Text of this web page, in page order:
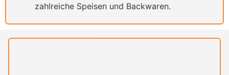
zahlreiche Speisen und Backwaren.